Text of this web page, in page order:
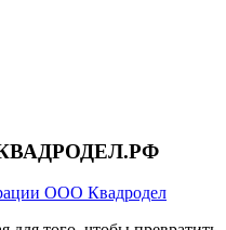
КВАДРОДЕЛ.РФ